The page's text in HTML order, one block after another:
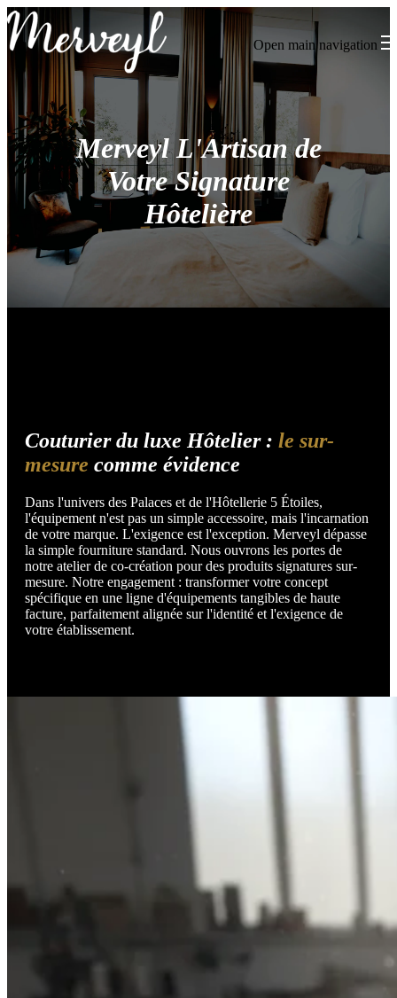
Open main navigation
Merveyl L'Artisan de
Votre Signature
Hôtelière
Couturier du luxe Hôtelier : le sur-
mesure comme évidence
Dans l'univers des Palaces et de l'Hôtellerie 5 Étoiles,
l'équipement n'est pas un simple accessoire, mais l'incarnation
de votre marque. L'exigence est l'exception. Merveyl dépasse
la simple fourniture standard. Nous ouvrons les portes de
notre atelier de co-création pour des produits signatures sur-
mesure. Notre engagement : transformer votre concept
spécifique en une ligne d'équipements tangibles de haute
facture, parfaitement alignée sur l'identité et l'exigence de
votre établissement.